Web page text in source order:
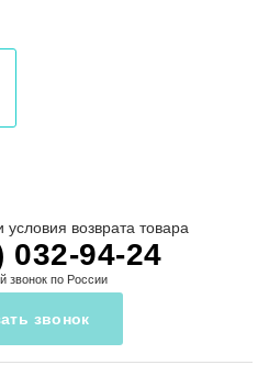
условия возврата товара
032-94-24
звонок по России
звонок